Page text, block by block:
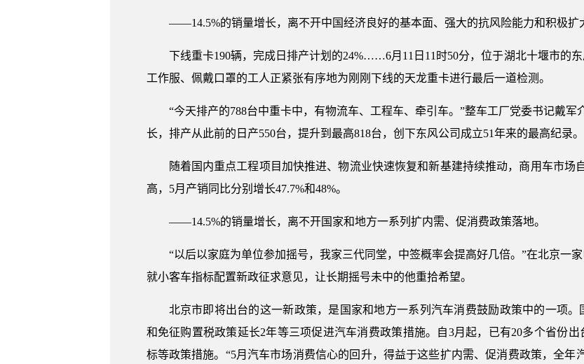
——14.5%的销量增长，离不开中国经济良好的基本面、强大的抗风险能力和积极扩
下线重卡190辆，完成日排产计划的24%……6月11日11时50分，位于湖北十堰市的
工作服、佩戴口罩的工人正紧张有序地为刚刚下线的天龙重卡进行最后一道检测。
“今天排产的788台中重卡中，有物流车、工程车、牵引车。”整车工厂党委书记戴
长，排产从此前的日产550台，提升到最高818台，创下东风公司成立51年来的最高纪录。
随着国内重点工程项目加快推进、物流业快速恢复和新基建持续推动，商用车市场
高，5月产销同比分别增长47.7%和48%。
——14.5%的销量增长，离不开国家和地方一系列扩内需、促消费政策落地。
“以后以家庭为单位参加摇号，我家三代同堂，中签概率会提高好几倍。”在北京一
就小客车指标配置新政征求意见，让长期摇号未中的他重拾希望。
北京市即将出台的这一新政策，是国家和地方一系列汽车消费鼓励政策中的一项
和免征购置税政策延长2年等三项促进汽车消费政策措施。自3月起，已有20多个省份
标等政策措施。“5月汽车市场消费信心的回升，得益于这些扩内需、促消费政策，全年